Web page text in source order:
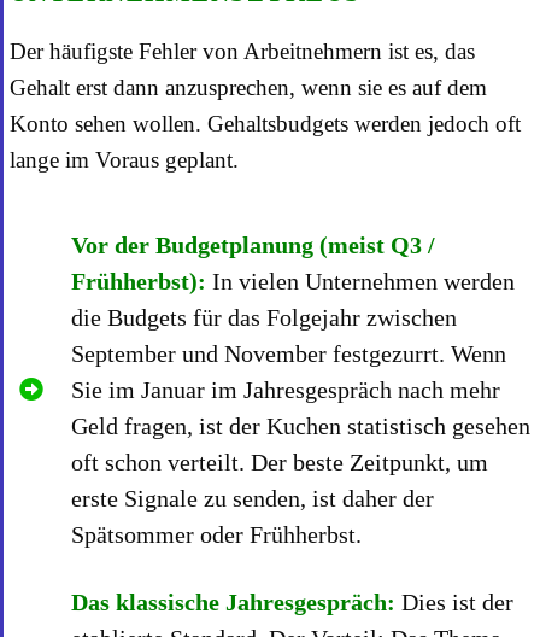
Der häufigste Fehler von Arbeitnehmern ist es, das
Gehalt erst dann anzusprechen, wenn sie es auf dem
Konto sehen wollen. Gehaltsbudgets werden jedoch oft
lange im Voraus geplant.
Vor der Budgetplanung (meist Q3 /
Frühherbst): In vielen Unternehmen werden
die Budgets für das Folgejahr zwischen
September und November festgezurrt. Wenn
Sie im Januar im Jahresgespräch nach mehr
Geld fragen, ist der Kuchen statistisch gesehen
oft schon verteilt. Der beste Zeitpunkt, um
erste Signale zu senden, ist daher der
Spätsommer oder Frühherbst.
Das klassische Jahresgespräch: Dies ist der